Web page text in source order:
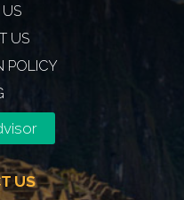
US
POLICY
US